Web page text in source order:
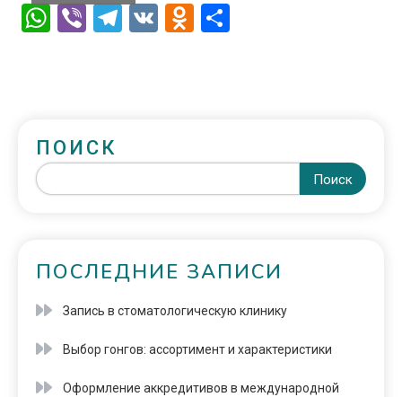
WhatsApp
ViberTelegram
VK Odnoklassniki
ПОИСК
Поиск
ПОСЛЕДНИЕ ЗАПИСИ
Запись в стоматологическую клинику
Выбор гонгов: ассортимент и характеристики
Оформление аккредитивов в международной